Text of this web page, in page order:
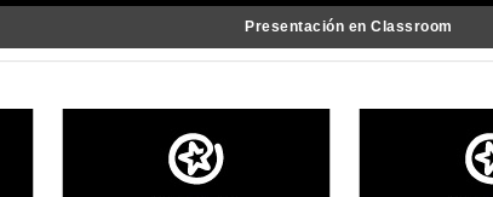
Presentación en Classroom